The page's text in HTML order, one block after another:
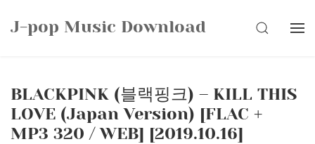
J-pop Music Download SEARCH
BLACKPINK (블랙핑크) – KILL THIS
LOVE (Japan Version) [FLAC +
MP3 320 / WEB] [2019.10.16]